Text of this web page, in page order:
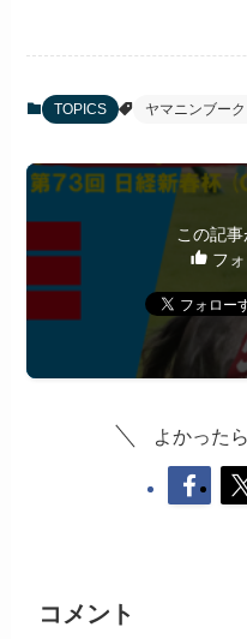
TOPICS ヤマニンブー
この記
フ
よかった
コメント